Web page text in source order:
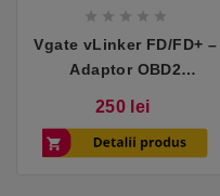
    
Vgate vLinker FD/FD+ –
Adaptor OBD2
250 lei